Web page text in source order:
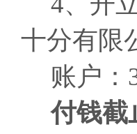
十分有限
账户：
付钱截